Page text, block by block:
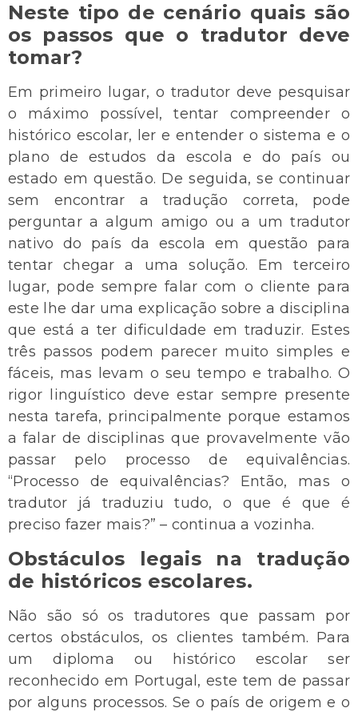
Neste tipo de cenário quais são
os passos que o tradutor deve
tomar?
Em primeiro lugar, o tradutor deve pesquisar
o máximo possível, tentar compreender o
histórico escolar, ler e entender o sistema e o
plano de estudos da escola e do país ou
estado em questão. De seguida, se continuar
sem encontrar a tradução correta, pode
perguntar a algum amigo ou a um tradutor
nativo do país da escola em questão para
tentar chegar a uma solução. Em terceiro
lugar, pode sempre falar com o cliente para
este lhe dar uma explicação sobre a disciplina
que está a ter dificuldade em traduzir. Estes
três passos podem parecer muito simples e
fáceis, mas levam o seu tempo e trabalho. O
rigor linguístico deve estar sempre presente
nesta tarefa, principalmente porque estamos
a falar de disciplinas que provavelmente vão
passar pelo processo de equivalências.
“Processo de equivalências? Então, mas o
tradutor já traduziu tudo, o que é que é
preciso fazer mais?” – continua a vozinha.
Obstáculos legais na tradução
de históricos escolares.
Não são só os tradutores que passam por
certos obstáculos, os clientes também. Para
um diploma ou histórico escolar ser
reconhecido em Portugal, este tem de passar
por alguns processos. Se o país de origem e o